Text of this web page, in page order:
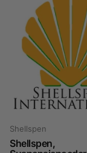
Shellspen
Shellspen,